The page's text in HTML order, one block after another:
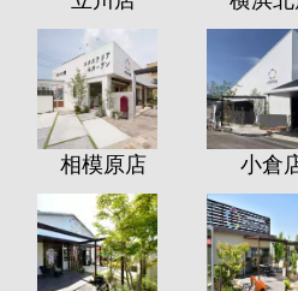
相模原店 小倉